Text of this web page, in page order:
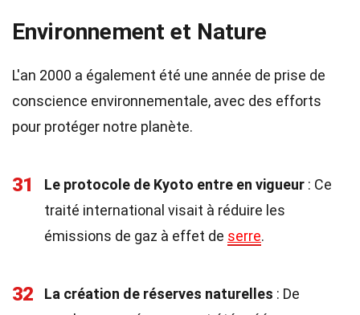
Environnement et Nature
L'an 2000 a également été une année de prise de
conscience environnementale, avec des efforts
pour protéger notre planète.
31 Le protocole de Kyoto entre en vigueur : Ce
traité international visait à réduire les
émissions de gaz à effet de serre.
32 La création de réserves naturelles : De